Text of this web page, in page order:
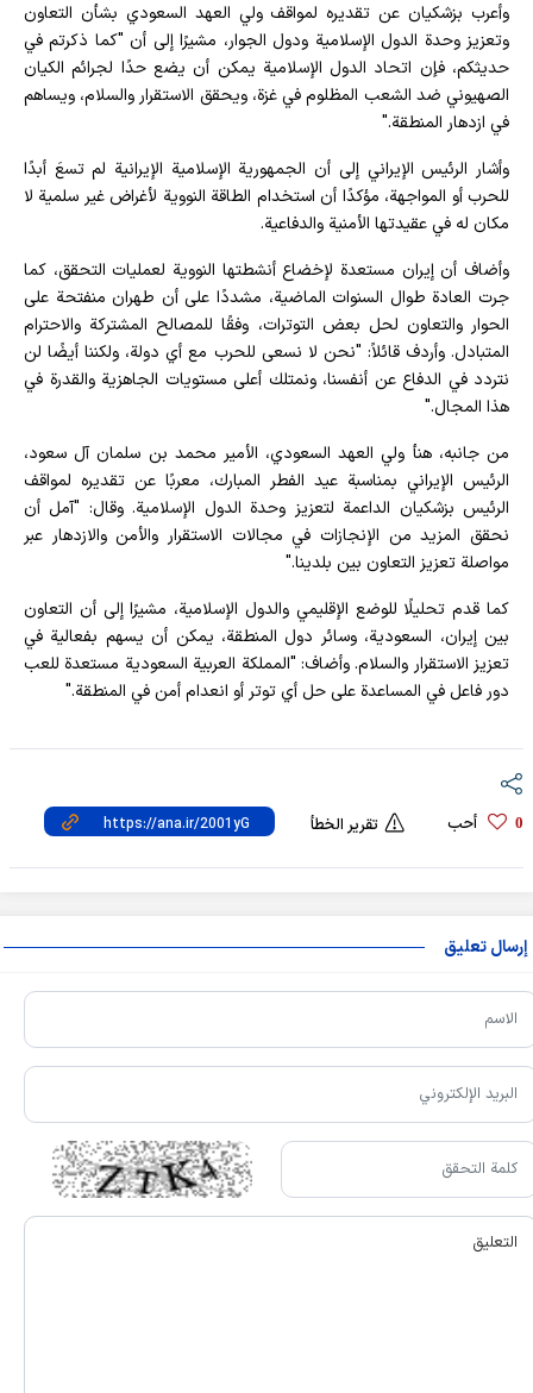
وأعرب بزشكيان عن تقديره لمواقف ولي العهد السعودي بشأن التعاون
وتعزيز وحدة الدول الإسلامية ودول الجوار، مشيرًا إلى أن "كما ذكرتم في
حديثكم، فإن اتحاد الدول الإسلامية يمكن أن يضع حدًا لجرائم الكيان
الصهيوني ضد الشعب المظلوم في غزة، ويحقق الاستقرار والسلام، ويساهم
في ازدهار المنطقة."
وأشار الرئيس الإيراني إلى أن الجمهورية الإسلامية الإيرانية لم تسعَ أبدًا
للحرب أو المواجهة، مؤكدًا أن استخدام الطاقة النووية لأغراض غير سلمية لا
مكان له في عقيدتها الأمنية والدفاعية.
وأضاف أن إيران مستعدة لإخضاع أنشطتها النووية لعمليات التحقق، كما
جرت العادة طوال السنوات الماضية، مشددًا على أن طهران منفتحة على
الحوار والتعاون لحل بعض التوترات، وفقًا للمصالح المشتركة والاحترام
المتبادل. وأردف قائلاً: "نحن لا نسعى للحرب مع أي دولة، ولكننا أيضًا لن
نتردد في الدفاع عن أنفسنا، ونمتلك أعلى مستويات الجاهزية والقدرة في
هذا المجال."
من جانبه، هنأ ولي العهد السعودي، الأمير محمد بن سلمان آل سعود،
الرئيس الإيراني بمناسبة عيد الفطر المبارك، معربًا عن تقديره لمواقف
الرئيس بزشكيان الداعمة لتعزيز وحدة الدول الإسلامية. وقال: "آمل أن
نحقق المزيد من الإنجازات في مجالات الاستقرار والأمن والازدهار عبر
مواصلة تعزيز التعاون بين بلدينا."
كما قدم تحليلًا للوضع الإقليمي والدول الإسلامية، مشيرًا إلى أن التعاون
بين إيران، السعودية، وسائر دول المنطقة، يمكن أن يسهم بفعالية في
تعزيز الاستقرار والسلام. وأضاف: "المملكة العربية السعودية مستعدة للعب
دور فاعل في المساعدة على حل أي توتر أو انعدام أمن في المنطقة."
0 أحب تقرير الخطأ
إرسال تعليق